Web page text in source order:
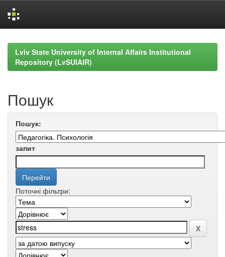
navigationLviv State University of Internal Affairs Institutional
Repository (LvSUIAIR)
Пошук
Пошук:
запит
Поточні фільтри: